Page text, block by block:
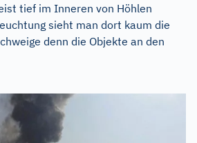
tief im Inneren von Höhlen
sieht man dort kaum die
denn die Objekte an den